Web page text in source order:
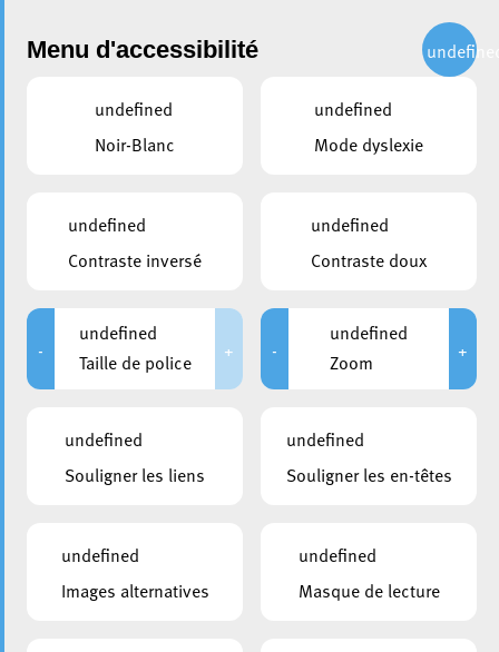
Administration
Liverpool
Menu d'accessibilité
undefined
Noir-Blanc
undefined
Mode dyslexie
undefined
Contraste inversé
undefined
Contraste doux
-
undefined
Taille de police
+ -
undefined
Zoom
+
undefined
Souligner les liens
undefined
Souligner les en-têtes
undefined
Images alternatives
undefined
Masque de lecture